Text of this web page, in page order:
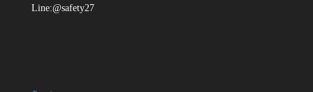
Line:@safety27